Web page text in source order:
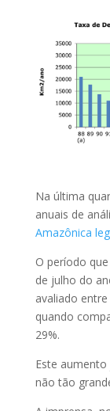
Na última
anuais de
Amazônica
O período
de julho do
avaliado
quando
29%.
Este
não tão